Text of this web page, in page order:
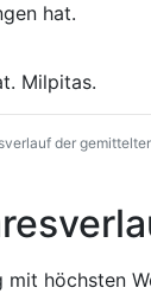
hat.
der
höchsten